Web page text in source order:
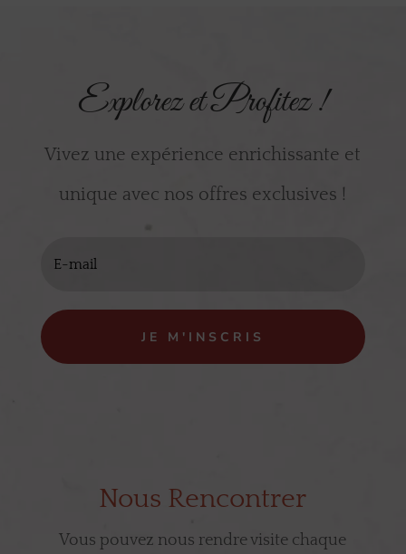
Explorez et Profitez !
Vivez une expérience enrichissante et
unique avec nos offres exclusives !
JE M'INSCRIS
Nous Rencontrer
Vous pouvez nous rendre visite chaque